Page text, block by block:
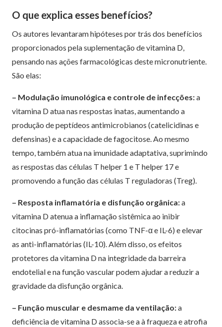
O que explica esses benefícios?
Os autores levantaram hipóteses por trás dos benefícios
proporcionados pela suplementação de vitamina D,
pensando nas ações farmacológicas deste micronutriente.
São elas:
– Modulação imunológica e controle de infecções:a
vitamina D atua nas respostas inatas, aumentando a
produção de peptídeos antimicrobianos (catelicidinas e
defensinas) e a capacidade de fagocitose. Ao mesmo
tempo, também atua na imunidade adaptativa, suprimindo
as respostas das células T helper 1 e T helper 17 e
promovendo a função das células T reguladoras (Treg).
– Resposta inflamatória e disfunção orgânica:a
vitamina D atenua a inflamação sistêmica ao inibir
citocinas pró-inflamatórias (como TNF-α e IL-6) e elevar
as anti-inflamatórias (IL-10). Além disso, os efeitos
protetores da vitamina D na integridade da barreira
endotelial e na função vascular podem ajudar a reduzir a
gravidade da disfunção orgânica.
– Função muscular e desmame da ventilação:a
deficiência de vitamina D associa-se a à fraqueza e atrofia